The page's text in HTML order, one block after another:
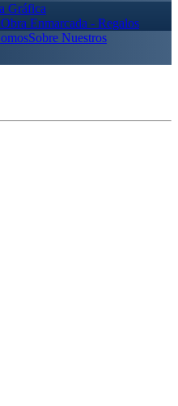
Gráfica
Obra Enmarcada - Regalos
Sobre Nuestros